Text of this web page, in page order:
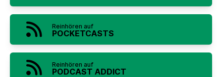
Reinhören auf
POCKETCASTS
Reinhören auf
PODCAST ADDICT